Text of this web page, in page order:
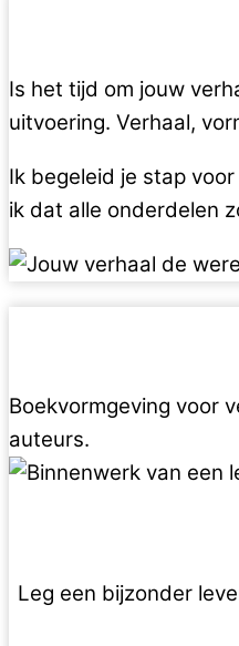
Is het tijd om jouw
uitvoering. Verhaal,
Ik begeleid je stap
ik dat alle onderdelen
Boekvormgeving voor
auteurs.
Leg een bijzonder